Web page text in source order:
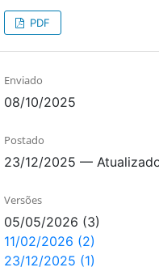
PDF
Enviado
08/10/2025
Postado
23/12/2025 —
Versões
05/05/2026 (3)
11/02/2026 (2)
23/12/2025 (1)